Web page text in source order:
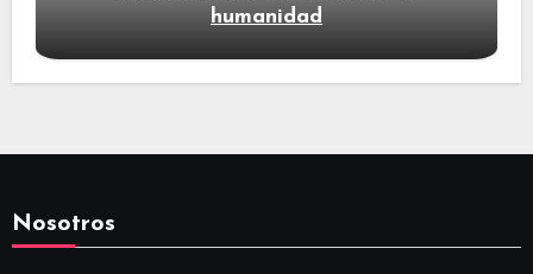
humanidad
Nosotros